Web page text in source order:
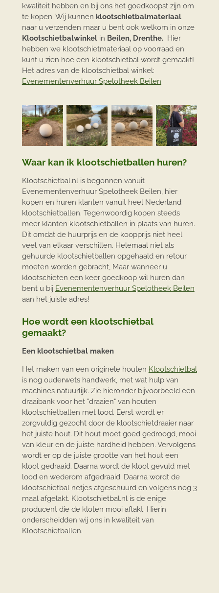
kwaliteit hebben en bij ons het goedkoopst zijn om
te kopen. Wij kunnen klootschietbalmateriaal
naar u verzenden maar u bent ook welkom in onze
Klootschietbalwinkelin Beilen, Drenthe. Hier
hebben we klootschietmateriaal op voorraad en
kunt u zien hoe een klootschietbal wordt gemaakt!
Het adres van de klootschietbal winkel:
Evenementenverhuur Spelotheek Beilen
Waar kan ik klootschietballen huren?
Klootschietbal.nl is begonnen vanuit
Evenementenverhuur Spelotheek Beilen, hier
kopen en huren klanten vanuit heel Nederland
klootschietballen. Tegenwoordig kopen steeds
meer klanten klootschietballen in plaats van huren.
Dit omdat de huurprijs en de koopprijs niet heel
veel van elkaar verschillen. Helemaal niet als
gehuurde klootschietballen opgehaald en retour
moeten worden gebracht, Maar wanneer u
klootschieten een keer goedkoop wil huren dan
bent u bij Evenementenverhuur Spelotheek Beilen
aan het juiste adres!
Hoe wordt een klootschietbal
gemaakt?
Een klootschietbal maken
Het maken van een originele houten Klootschietbal
is nog ouderwets handwerk, met wat hulp van
machines natuurlijk. Zie hieronder bijvoorbeeld een
draaibank voor het "draaien" van houten
klootschietballen met lood. Eerst wordt er
zorgvuldig gezocht door de klootschietdraaier naar
het juiste hout. Dit hout moet goed gedroogd, mooi
van kleur en de juiste hardheid hebben. Vervolgens
wordt er op de juiste grootte van het hout een
kloot gedraaid. Daarna wordt de kloot gevuld met
lood en wederom afgedraaid. Daarna wordt de
klootschietbal netjes afgeschuurd en volgens nog 3
maal afgelakt. Klootschietbal.nl is de enige
producent die de kloten mooi aflakt. Hierin
onderscheidden wij ons in kwaliteit van
Klootschietballen.